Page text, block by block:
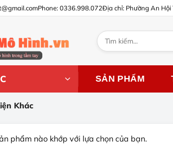
Phone: 0336.998.072Địa chỉ: Phường An Hội
Tìm
kiếm:
SẢN PHẨM
Khác
phẩm nào khớp với lựa chọn của bạn.